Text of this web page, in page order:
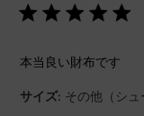
本当良い財布です
サイズ: その他（シュ